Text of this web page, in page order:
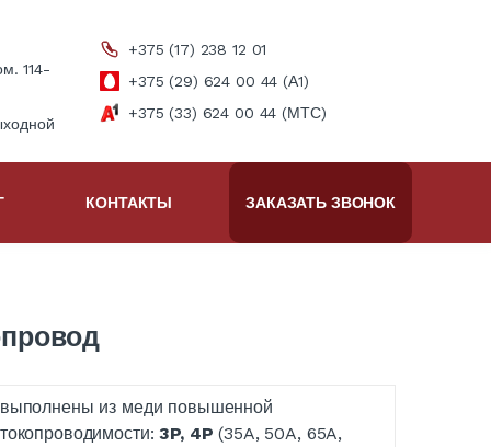
114-
+375 (17) 238 12 01
+375 (29) 624 00 44 (А1)
+375 (33) 624 00 44 (МТС)
КОНТАКТЫ ЗАКАЗАТЬ ЗВОНОК
выполнены из меди повышенной
токопроводимости:3P, 4P (35A, 50A, 65A,